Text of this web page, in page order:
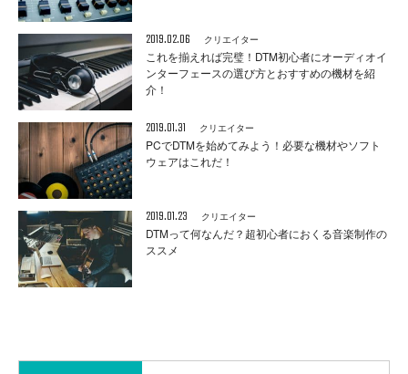
2019.02.06 クリエイター
これを揃えれば完璧！DTM初心者にオーディオイ
ンターフェースの選び方とおすすめの機材を紹
介！
2019.01.31 クリエイター
PCでDTMを始めてみよう！必要な機材やソフト
ウェアはこれだ！
2019.01.23 クリエイター
DTMって何なんだ？超初心者におくる音楽制作の
ススメ